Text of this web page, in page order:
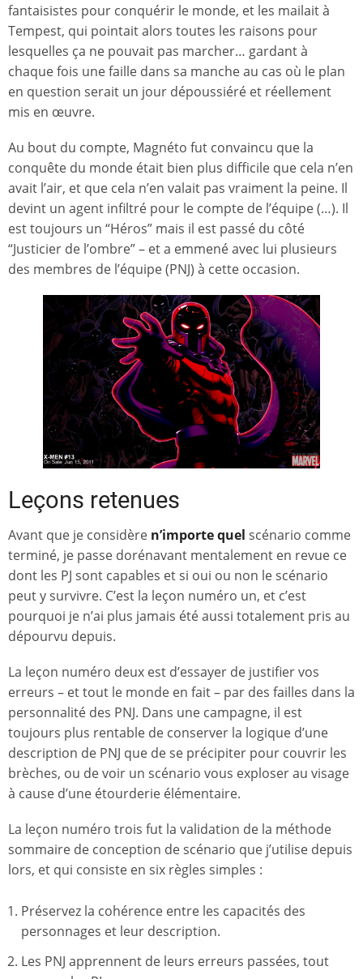
fantaisistes pour conquérir le monde, et les mailait à
Tempest, qui pointait alors toutes les raisons pour
lesquelles ça ne pouvait pas marcher… gardant à
chaque fois une faille dans sa manche au cas où le plan
en question serait un jour dépoussiéré et réellement
mis en œuvre.
Au bout du compte, Magnéto fut convaincu que la
conquête du monde était bien plus difficile que cela n’en
avait l’air, et que cela n’en valait pas vraiment la peine. Il
devint un agent infiltré pour le compte de l’équipe (…). Il
est toujours un “Héros” mais il est passé du côté
“Justicier de l’ombre” – et a emmené avec lui plusieurs
des membres de l’équipe (PNJ) à cette occasion.
Leçons retenues
Avant que je considère n’importe quel scénario comme
terminé, je passe dorénavant mentalement en revue ce
dont les PJ sont capables et si oui ou non le scénario
peut y survivre. C’est la leçon numéro un, et c’est
pourquoi je n’ai plus jamais été aussi totalement pris au
dépourvu depuis.
La leçon numéro deux est d’essayer de justifier vos
erreurs – et tout le monde en fait – par des failles dans la
personnalité des PNJ. Dans une campagne, il est
toujours plus rentable de conserver la logique d’une
description de PNJ que de se précipiter pour couvrir les
brèches, ou de voir un scénario vous exploser au visage
à cause d’une étourderie élémentaire.
La leçon numéro trois fut la validation de la méthode
sommaire de conception de scénario que j’utilise depuis
lors, et qui consiste en six règles simples :
Préservez la cohérence entre les capacités des
personnages et leur description.
Les PNJ apprennent de leurs erreurs passées, tout